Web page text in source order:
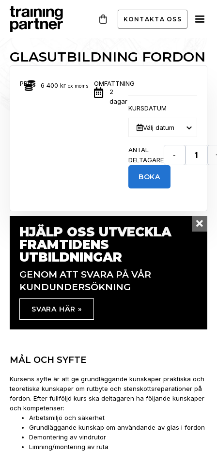
KONTAKTA OSS
MÅL OCH SYFTE
Kursens syfte är att ge grundläggande kunskaper praktiska och
teoretiska kunskaper om rutbyte och stenskottsreparationer på
fordon. Efter fullföljd kurs ska deltagaren ha följande kunskaper
och kompetenser:
Arbetsmiljö och säkerhet
Grundläggande kunskap om användande av glas i fordon
Demontering av vindrutor
Limning/montering av ruta
GLASUTBILDNING FORDON
PRIS 6 400 kr ex moms
OMFATTNING
2
dagar
KURSDATUM
Välj datum
ANTAL
DELTAGARE
-
BOKA
HJÄLP OSS UTVECKLA
FRAMTIDENS
UTBILDNINGAR
GENOM ATT SVARA PÅ VÅR
KUNDUNDERSÖKNING
SVARA HÄR »